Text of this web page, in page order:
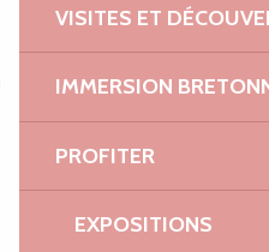
VISITES ET
IMMERSION
PROFITER
EXPOSITIONS